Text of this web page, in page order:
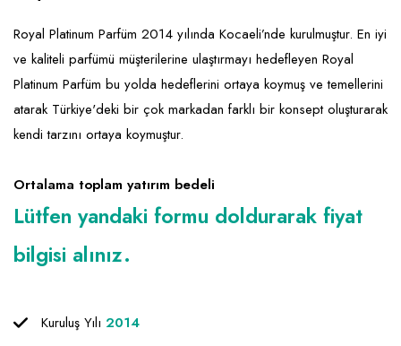
Ev Hizmetleri
Sağlık Güzellik
Turizm - Eğlence
Market FMGC - Katlı Mağaza
Mobilya ve Ev Tekstili
Oyuncak ve Hediyelik
Takı
Yapı Malzemesi - Hırdavat
Gayrimenkul
Gıda ve Sarf Malzemeleri
Güvenlik - Temizlik
Giyim - Aksesuar
Hukuk - Marka - Patent ve Tercüme
Isıtma - Soğutma ve Havalandırma
Lojistik - Kargo ve Kurye
Matbaa - Fotoğraf
Royal Platinum Parfüm 2014 yılında Kocaeli’nde kurulmuştur. En iyi
ve kaliteli parfümü müşterilerine ulaştırmayı hedefleyen Royal
Platinum Parfüm bu yolda hedeflerini ortaya koymuş ve temellerini
atarak Türkiye'deki bir çok markadan farklı bir konsept oluşturarak
kendi tarzını ortaya koymuştur.
Ortalama toplam yatırım bedeli
Lütfen yandaki formu doldurarak fiyat
bilgisi alınız.
Kuruluş Yılı 2014